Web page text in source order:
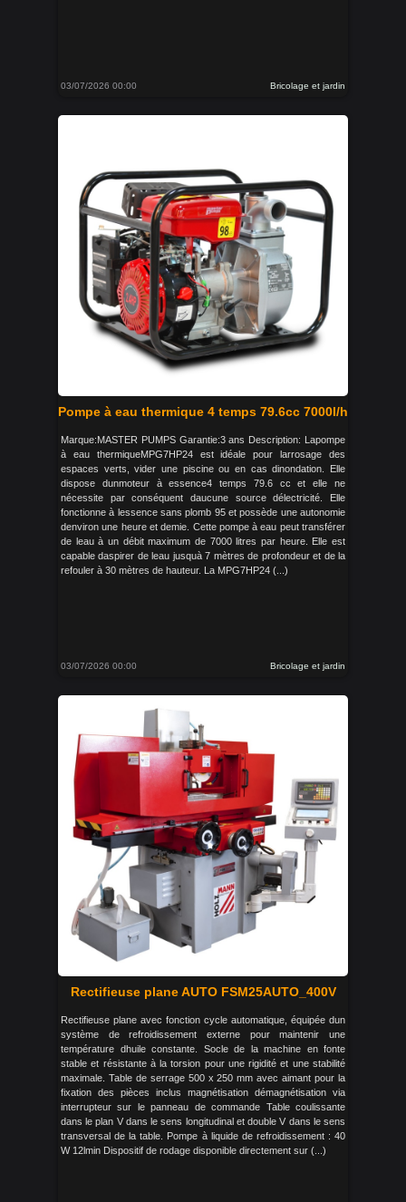
03/07/2026 00:00 Bricolage et jardin
Pompe à eau thermique 4 temps 79.6cc 7000l/h
Marque:MASTER PUMPS Garantie:3 ans Description: Lapompe
à eau thermiqueMPG7HP24 est idéale pour larrosage des
espaces verts, vider une piscine ou en cas dinondation. Elle
dispose dunmoteur à essence4 temps 79.6 cc et elle ne
nécessite par conséquent daucune source délectricité. Elle
fonctionne à lessence sans plomb 95 et possède une autonomie
denviron une heure et demie. Cette pompe à eau peut transférer
de leau à un débit maximum de 7000 litres par heure. Elle est
capable daspirer de leau jusquà 7 mètres de profondeur et de la
refouler à 30 mètres de hauteur. La MPG7HP24 (...)
03/07/2026 00:00 Bricolage et jardin
Rectifieuse plane AUTO FSM25AUTO_400V
Rectifieuse plane avec fonction cycle automatique, équipée dun
système de refroidissement externe pour maintenir une
température dhuile constante. Socle de la machine en fonte
stable et résistante à la torsion pour une rigidité et une stabilité
maximale. Table de serrage 500 x 250 mm avec aimant pour la
fixation des pièces inclus magnétisation démagnétisation via
interrupteur sur le panneau de commande Table coulissante
dans le plan V dans le sens longitudinal et double V dans le sens
transversal de la table. Pompe à liquide de refroidissement : 40
W 12lmin Dispositif de rodage disponible directement sur (...)